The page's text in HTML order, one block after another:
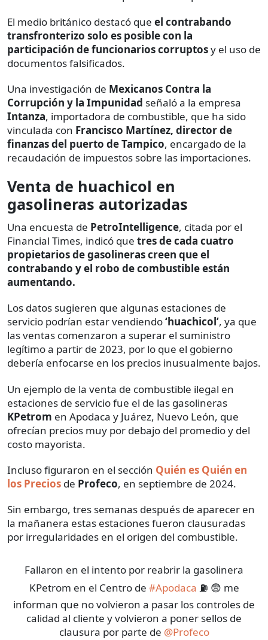
El medio británico destacó que el contrabando
transfronterizo solo es posible con la
participación de funcionarios corruptosy el uso de
documentos falsificados.
Una investigación de Mexicanos Contra la
Corrupción y la Impunidad señaló a la empresa
Intanza, importadora de combustible, que ha sido
vinculada con Francisco Martínez, director de
finanzas del puerto de Tampico, encargado de la
recaudación de impuestos sobre las importaciones.
Venta de huachicol en
gasolineras autorizadas
Una encuesta de PetroIntelligence, citada por el
Financial Times, indicó que tres de cada cuatro
propietarios de gasolineras creen que el
contrabando y el robo de combustible están
aumentando.
Los datos sugieren que algunas estaciones de
servicio podrían estar vendiendo‘huachicol’, ya que
las ventas comenzaron a superar el suministro
legítimo a partir de 2023, por lo que el gobierno
debería enfocarse en los precios inusualmente bajos.
Un ejemplo de la venta de combustible ilegal en
estaciones de servicio fue el de las gasolineras
KPetrom en Apodaca y Juárez, Nuevo León, que
ofrecían precios muy por debajo del promedio y del
costo mayorista.
Incluso figuraron en el sección Quién es Quién en
los Precios de Profeco, en septiembre de 2024.
Sin embargo, tres semanas después de aparecer en
la mañanera estas estaciones fueron clausuradas
por irregularidades en el origen del combustible.
Fallaron en el intento por reabrir la gasolinera
KPetrom en el Centro de #Apodaca ⛽️ 😨 me
informan que no volvieron a pasar los controles de
calidad al cliente y volvieron a poner sellos de
clausura por parte de @Profeco